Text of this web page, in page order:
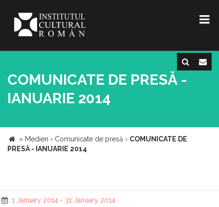
COMUNICATE DE PRESĂ -
IANUARIE 2014
» Medien › Comunicate de presă › COMUNICATE DE
PRESĂ - IANUARIE 2014
1 January 2014 - 31 January 2014